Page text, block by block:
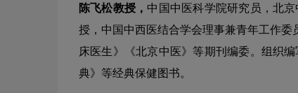
陈飞松教授， 中国中医科学院研究员，北
授，中国中西医结合学会理事兼青年工作
床医生》《北京中医》等期刊编委。组织
典》等经典保健图书。